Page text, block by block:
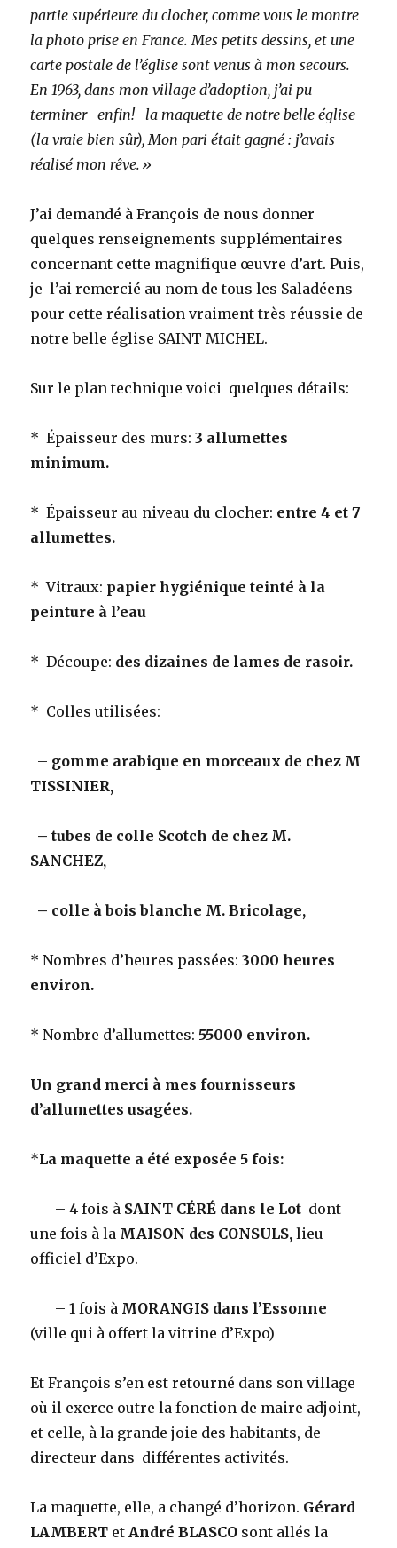
partie supérieure du clocher, comme vous le montre
la photo prise en France. Mes petits dessins, et une
carte postale de l’église sont venus à mon secours.
En 1963, dans mon village d’adoption, j’ai pu
terminer -enfin!- la maquette de notre belle église
(la vraie bien sûr), Mon pari était gagné : j’avais
réalisé mon rêve.»
J’ai demandé à François de nous donner
quelques renseignements supplémentaires
concernant cette magnifique œuvre d’art. Puis,
je l’ai remercié au nom de tous les Saladéens
pour cette réalisation vraiment très réussie de
notre belle église SAINT MICHEL.
Sur le plan technique voici quelques détails:
* Épaisseur des murs:3 allumettes
minimum.
* Épaisseur au niveau du clocher: entre 4 et 7
allumettes.
* Vitraux: papier hygiénique teinté à la
peinture à l’eau
* Découpe: des dizaines de lames de rasoir.
* Colles utilisées:
– gomme arabique en morceaux de chez M
TISSINIER,
–tubes de colle Scotch de chez M.
SANCHEZ,
– colle à bois blanche M. Bricolage,
* Nombres d’heures passées:3000 heures
environ.
* Nombre d’allumettes: 55000 environ.
Un grand merci à mes fournisseurs
d’allumettes usagées.
*La maquette a été exposée 5 fois:
– 4 fois à SAINT CÉRÉ dans le Lot dont
une fois à la MAISON des CONSULS, lieu
officiel d’Expo.
– 1 fois à MORANGIS dans l’Essonne
(ville qui à offert la vitrine d’Expo)
Et François s’en est retourné dans son village
où il exerce outre la fonction de maire adjoint,
et celle, à la grande joie des habitants, de
directeur dans différentes activités.
La maquette, elle, a changé d’horizon. Gérard
LAMBERT et André BLASCO sont allés la